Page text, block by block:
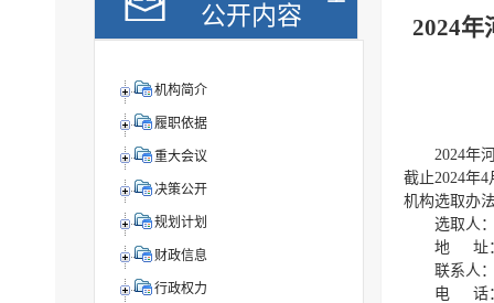
公开内容
机构简介
履职依据
重大会议
决策公开
规划计划
财政信息
行政权力
2024年
2024年
截止2024年
机构选取办
选取人
地 址：
联系人
电 话：